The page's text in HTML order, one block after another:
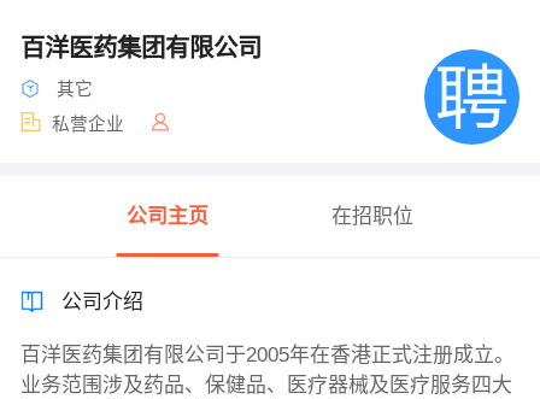
百洋医药集团有限公司
其它
私营企业
公司主页 在招职位
公司介绍
百洋医药集团有限公司于2005年在香港正式注册成立。
业务范围涉及药品、保健品、医疗器械及医疗服务四大